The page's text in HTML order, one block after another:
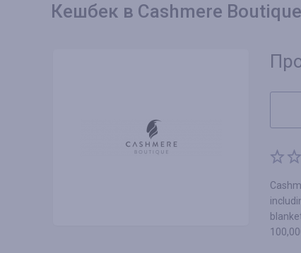
Кешбек в Cashmere